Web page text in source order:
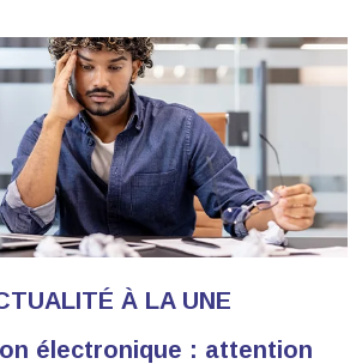
À LA UNE
électronique : attention